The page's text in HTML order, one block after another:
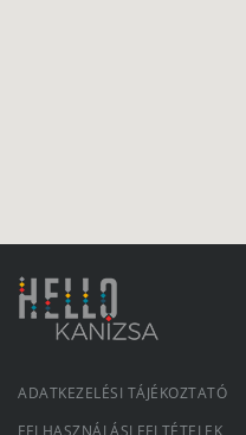
ADATKEZELÉSI TÁJÉKOZTATÓ
FELHASZNÁLÁSI FELTÉTELEK